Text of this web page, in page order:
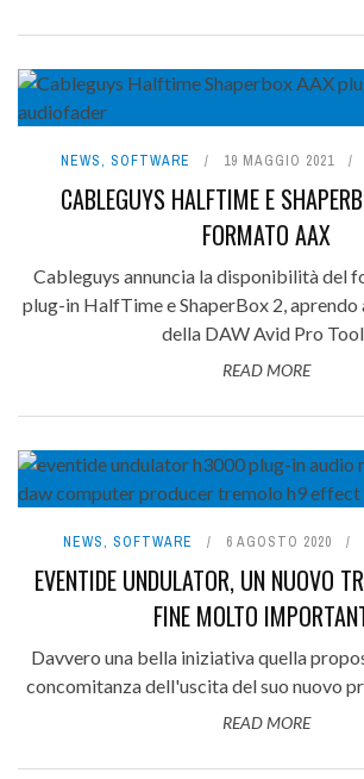
NEWS, SOFTWARE 19 MAGGIO 2021
CABLEGUYS HALFTIME E
FORMATO AAX
Cableguys annuncia la disponibilità del
plug-in HalfTime e ShaperBox 2,
della DAW Avid Pro
READ MORE
NEWS, SOFTWARE 6 AGOSTO 2020
EVENTIDE UNDULATOR, UN NUOVO
FINE MOLTO
Davvero una bella iniziativa quella
concomitanza dell'uscita del suo nuovo
READ MORE